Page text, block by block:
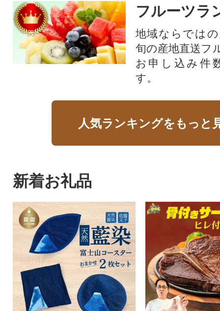
フルーツラ
地域ならでは
旬の産地直送フ
お申し込み件
す。
人気ランキングをもっと
新着お礼品